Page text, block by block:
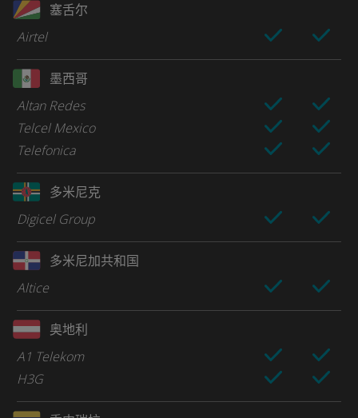
塞舌尔
Airtel
墨西哥
Altan Redes
Telcel Mexico
Telefonica
多米尼克
Digicel Group
多米尼加共和国
Altice
奥地利
A1 Telekom
H3G